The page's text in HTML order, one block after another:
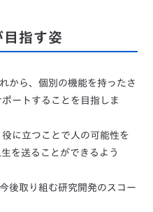
指す姿
から、個別の機能を持ったさ
ートすることを目指しま
に立つことで人の可能性を
を送ることができるよう
後取り組む研究開発のスコー